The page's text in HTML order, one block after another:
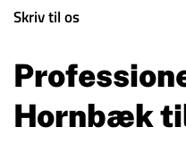
Skriv til os
Hornbæk